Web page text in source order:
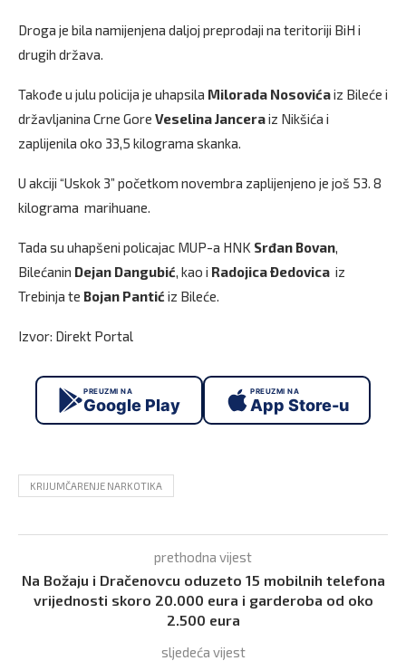
Droga je bila namijenjena daljoj preprodaji na teritoriji BiH i
drugih država.
Takođe u julu policija je uhapsila Milorada Nosovićaiz Bileće i
državljanina Crne Gore Veselina Janceraiz Nikšića i
zaplijenila oko 33,5 kilograma skanka.
U akciji “Uskok 3” početkom novembra zaplijenjeno je još 53. 8
kilograma marihuane.
Tada su uhapšeni policajac MUP-a HNK Srđan Bovan,
Bilećanin Dejan Dangubić, kao i Radojica Ðedovica iz
Trebinja te Bojan Pantić iz Bileće.
Izvor: Direkt Portal
PREUZMI NA
Google Play
PREUZMI NA
App Store-u
KRIJUMČARENJE NARKOTIKA
prethodna vijest
Na Božaju i Dračenovcu oduzeto 15 mobilnih telefona
vrijednosti skoro 20.000 eura i garderoba od oko
2.500 eura
sljedeća vijest